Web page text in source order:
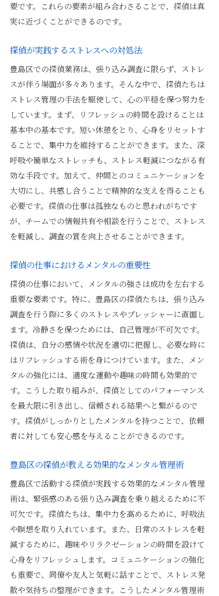
要です。これらの要素が組み合わさることで、探偵は真
実に近づくことができるのです。
探偵が実践するストレスへの対処法
豊島区での探偵業務は、張り込み調査に限らず、ストレ
スが伴う場面が多々あります。そんな中で、探偵たちは
ストレス管理の手法を駆使して、心の平穏を保つ努力を
しています。まず、リフレッシュの時間を設けることは
基本中の基本です。短い休憩をとり、心身をリセットす
ることで、集中力を維持することができます。また、深
呼吸や簡単なストレッチも、ストレス軽減につながる有
効な手段です。加えて、仲間とのコミュニケーションを
大切にし、共感し合うことで精神的な支えを得ることも
必要です。探偵の仕事は孤独なものと思われがちです
が、チームでの情報共有や相談を行うことで、ストレス
を軽減し、調査の質を向上させることができます。
探偵の仕事におけるメンタルの重要性
探偵の仕事において、メンタルの強さは成功を左右する
重要な要素です。特に、豊島区の探偵たちは、張り込み
調査を行う際に多くのストレスやプレッシャーに直面し
ます。冷静さを保つためには、自己管理が不可欠です。
探偵は、自分の感情や状況を適切に把握し、必要な時に
はリフレッシュする術を身につけています。また、メン
タルの強化には、適度な運動や趣味の時間も効果的で
す。こうした取り組みが、探偵としてのパフォーマンス
を最大限に引き出し、信頼される結果へと繋がるので
す。探偵がしっかりとしたメンタルを持つことで、依頼
者に対しても安心感を与えることができるのです。
豊島区の探偵が教える効果的なメンタル管理術
豊島区で活動する探偵が実践する効果的なメンタル管理
術は、緊張感のある張り込み調査を乗り越えるために不
可欠です。探偵たちは、集中力を高めるために、呼吸法
や瞑想を取り入れています。また、日常のストレスを軽
減するために、趣味やリラクゼーションの時間を設けて
心身をリフレッシュします。コミュニケーションの強化
も重要で、同僚や友人と気軽に話すことで、ストレス発
散や気持ちの整理ができます。こうしたメンタル管理術